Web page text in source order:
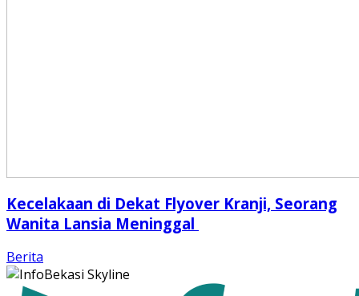
Kecelakaan di Dekat Flyover Kranji, Seorang
Wanita Lansia Meninggal
Berita